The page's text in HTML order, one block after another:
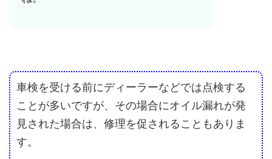
車検を受ける前にディーラーなどでは点検する
ことが多いですが、その場合にオイル漏れが発
見された場合は、修理を促されることもありま
す。